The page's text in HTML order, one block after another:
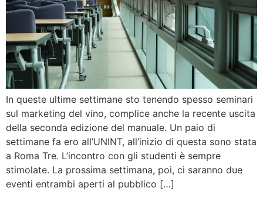
In queste ultime settimane sto tenendo spesso seminari
sul marketing del vino, complice anche la recente uscita
della seconda edizione del manuale. Un paio di
settimane fa ero all’UNINT, all’inizio di questa sono stata
a Roma Tre. L’incontro con gli studenti è sempre
stimolate. La prossima settimana, poi, ci saranno due
eventi entrambi aperti al pubblico […]